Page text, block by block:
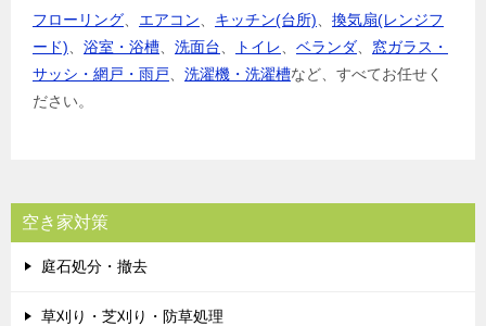
フローリング エアコン キッチン(台所)
換気扇(レンジフ
ード)
浴室・浴槽 洗面台 トイレ ベランダ
窓ガラス・
サッシ・網戸・雨戸
洗濯機・洗濯槽など、すべてお任せく
ださい。
空き家対策
庭石処分・撤去
草刈り・芝刈り・防草処理